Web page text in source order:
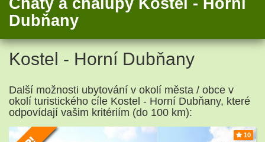
Chaty a chalupy Kostel - Horní
Dubňany
Kostel - Horní Dubňany
Další možnosti ubytování v okolí města / obce v
okolí turistického cíle Kostel - Horní Dubňany, které
odpovídají vašim kritériím (do 100 km):
10